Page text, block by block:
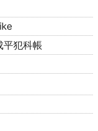
平犯科帳